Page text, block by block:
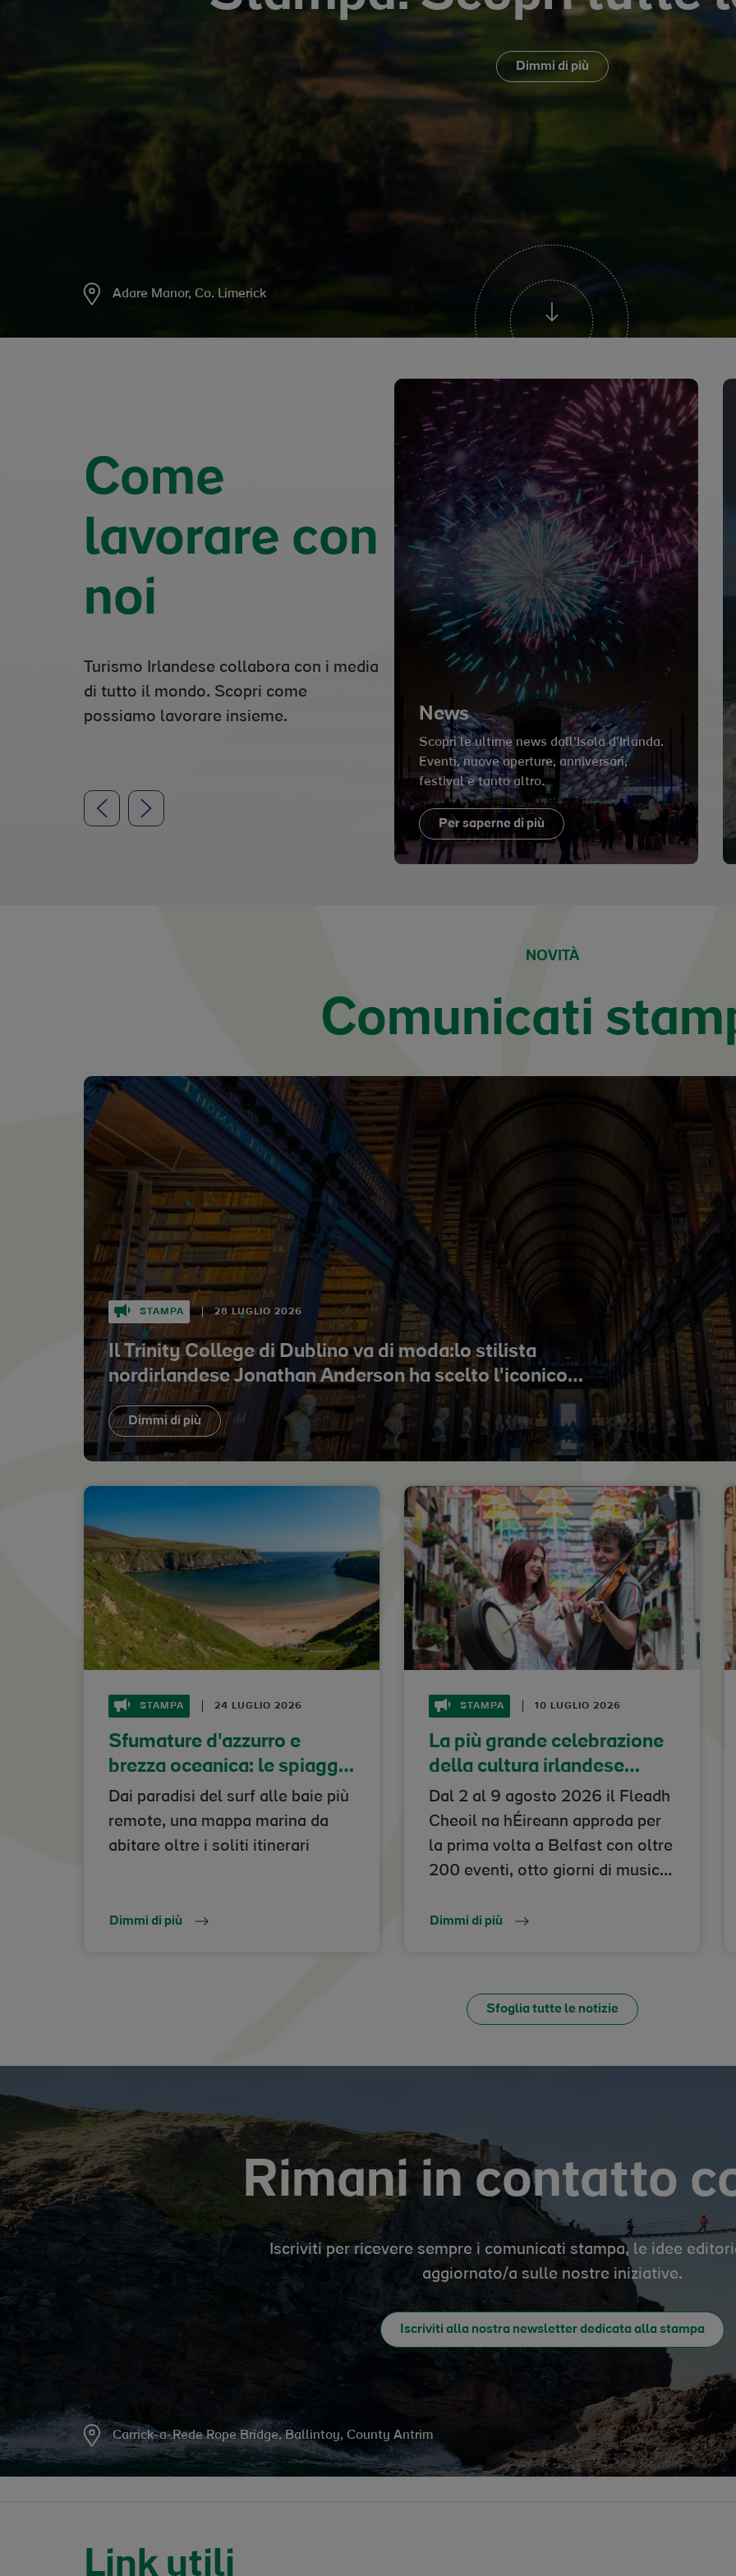
Dimmi di più
Adare Manor, Co. Limerick
Scroll Down Buton
Come
lavorare con
noi
Turismo Irlandese collabora con i media
di tutto il mondo. Scopri come
possiamo lavorare insieme.
Viaggi stampa
valutarlo.
Contattaci
News
Scopri le ultime news dall'Isola d'Irlanda.
Eventi, nuove aperture, anniversari,
festival e tanto altro.
Per saperne di più
Previous Slide
Next Slide
NOVITÀ
Comunicati
STAMPA 28 LUGLIO 2026
Il Trinity College di Dublino va di moda:lo stilista
nordirlandese Jonathan Anderson ha scelto l'iconico
simbolo di Dublino per la sfilata di Dior
Dimmi di più
STAMPA 24 LUGLIO 2026
Sfumature d'azzurro e
brezza oceanica: le spiagge
d'Irlanda per fuggire dal
caldo
Dai paradisi del surf alle baie più
remote, una mappa marina da
abitare oltre i soliti itinerari
Dimmi di più
STAMPA 10 LUGLIO 2026
La più grande celebrazione
della cultura irlandese
d'Europa arriva a Belfast
Dal 2 al 9 agosto 2026 il Fleadh
Cheoil na hÉireann approda per
la prima volta a Belfast con oltre
200 eventi, otto giorni di musica
Dimmi di più
Sfoglia tutte le notizie
Rimani in contatto
Iscriviti per ricevere sempre i comunicati stampa, le idee
aggiornato/a sulle nostre iniziative.
Iscriviti alla nostra newsletter dedicata alla stampa
Carrick-a-Rede Rope Bridge, Ballintoy, County Antrim
Link utili